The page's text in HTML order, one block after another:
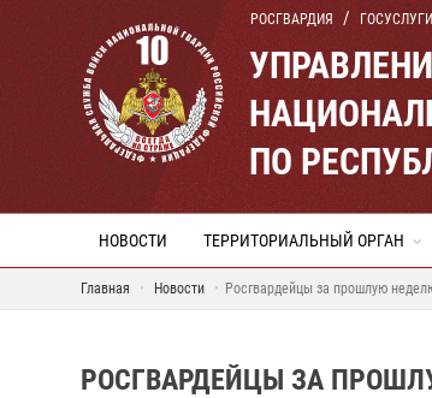
РОСГВАРДИЯ ГОСУСЛУГИ
ПО
НОВОСТИ ТЕРРИТОРИАЛЬНЫЙ ОРГАН
Главная Новости Росгвардейцы за прошлую
РОСГВАРДЕЙЦЫ ЗА